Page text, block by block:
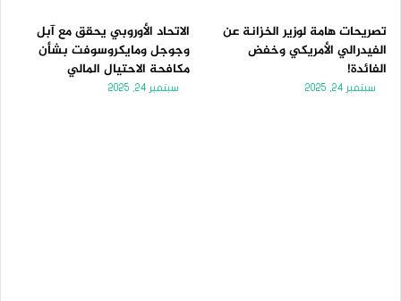
تصريحات هامة لوزير الخزانة عن
الفيدرالي الأمريكي وخفض
الفائدة!
سبتمبر 24, 2025
الاتحاد الأوروبي يحقق مع آبل
وجوجل ومايكروسوفت بشأن
مكافحة الاحتيال المالي
سبتمبر 24, 2025